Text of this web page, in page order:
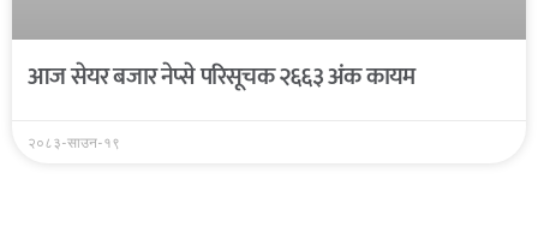
आज सेयर बजार नेप्से परिसूचक २६६३ अंक कायम
२०८३-साउन-१९